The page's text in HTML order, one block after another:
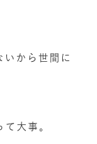
いから世間に
大事。